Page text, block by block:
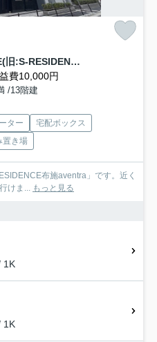
ARCOBALENO OSAKA FUSE(旧:S-RESIDENCE布施aventra)
費10,000円
/13階建
ター
宅配ボックス
置き場
布施aventra」です。近く
けま... もっと見る
1K
1K